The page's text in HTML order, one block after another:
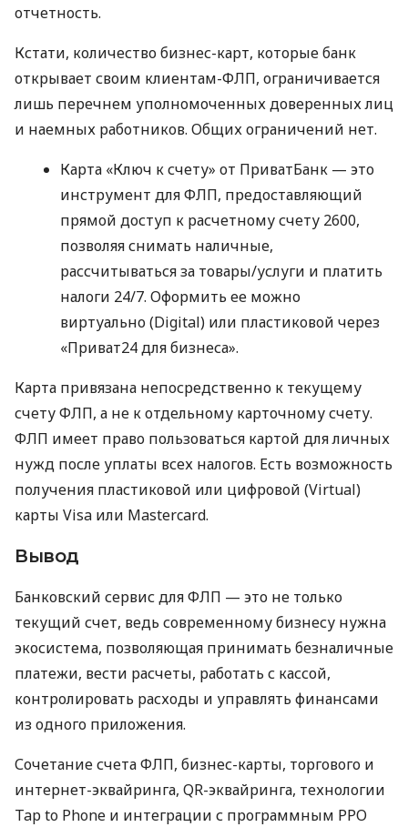
отчетность.
Кстати, количество бизнес-карт, которые банк
открывает своим клиентам-ФЛП, ограничивается
лишь перечнем уполномоченных доверенных лиц
и наемных работников. Общих ограничений нет.
Карта «Ключ к счету» от ПриватБанк — это
инструмент для ФЛП, предоставляющий
прямой доступ к расчетному счету 2600,
позволяя снимать наличные,
рассчитываться за товары/услуги и платить
налоги 24/7. Оформить ее можно
виртуально (Digital) или пластиковой через
«Приват24 для бизнеса».
Карта привязана непосредственно к текущему
счету ФЛП, а не к отдельному карточному счету.
ФЛП имеет право пользоваться картой для личных
нужд после уплаты всех налогов. Есть возможность
получения пластиковой или цифровой (Virtual)
карты Visa или Mastercard.
Вывод
Банковский сервис для ФЛП — это не только
текущий счет, ведь современному бизнесу нужна
экосистема, позволяющая принимать безналичные
платежи, вести расчеты, работать с кассой,
контролировать расходы и управлять финансами
из одного приложения.
Сочетание счета ФЛП, бизнес-карты, торгового и
интернет-эквайринга, QR-эквайринга, технологии
Tap to Phone и интеграции с программным РРО